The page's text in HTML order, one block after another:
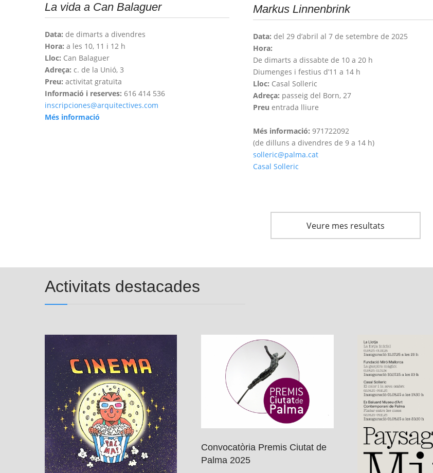
La vida a Can Balaguer
Data: de dimarts a divendres
Hora: a les 10, 11 i 12 h
Lloc: Can Balaguer
Adreça: c. de la Unió, 3
Preu: activitat gratuïta
Informació i reserves: 616 414 536
inscripciones@arquitectives.com
Més informació
Markus Linnenbrink
Data: del 29 d’abril al 7 de setembre de 2025
Hora:
De dimarts a dissabte de 10 a 20 h
Diumenges i festius d’11 a 14 h
Lloc: Casal Solleric
Adreça: passeig del Born, 27
Preu entrada lliure
Més informació: 971722092
(de dilluns a divendres de 9 a 14 h)
solleric@palma.cat
Casal Solleric
Veure mes resultats
Activitats destacades
Convocatòria Premis Ciutat de
Palma 2025